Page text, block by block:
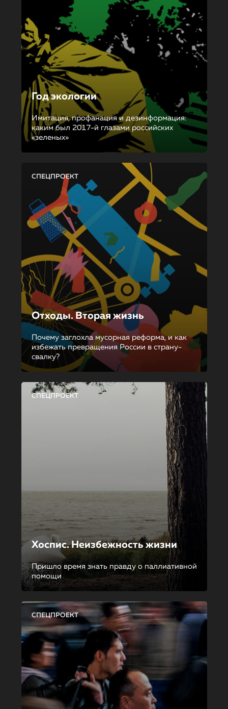
Год экологии
Имитация, профанация и дезинформация:
каким был 2017-й глазами российских
«зеленых»
СПЕЦПРОЕКТ
Отходы. Вторая жизнь
Почему заглохла мусорная реформа, и как
избежать превращения России в страну-
свалку?
СПЕЦПРОЕКТ
Хоспис. Неизбежность жизни
Пришло время знать правду о паллиативной
помощи
СПЕЦПРОЕКТ